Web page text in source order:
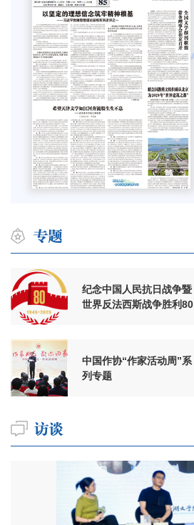
纪念中国人民抗日战争暨
世界反法西斯战争胜利80
中国作协“作家活动周”系
列专题